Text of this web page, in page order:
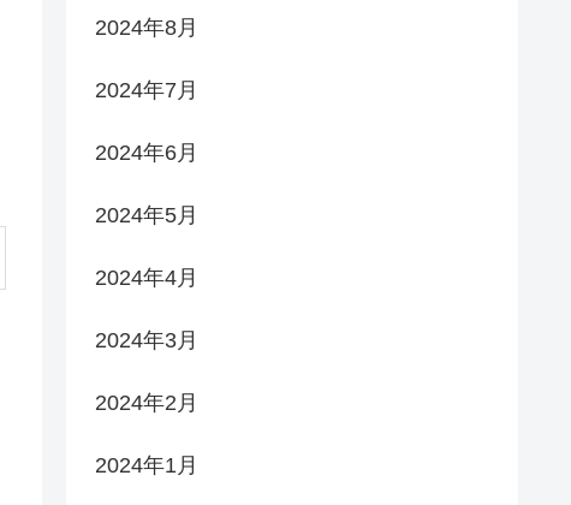
2024年8月
2024年7月
2024年6月
2024年5月
2024年4月
2024年3月
2024年2月
2024年1月